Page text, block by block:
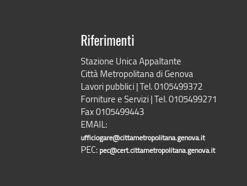
Riferimenti
Stazione Unica Appaltante
Città Metropolitana di Genova
Lavori pubblici | Tel. 0105499372
Forniture e Servizi | Tel. 0105499271
Fax 0105499443
EMAIL:
ufficiogare@cittametropolitana.genova.it
PEC:pec@cert.cittametropolitana.genova.it